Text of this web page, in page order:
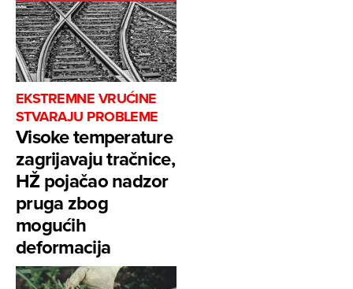
EKSTREMNE VRUĆINE
STVARAJU PROBLEME
Visoke temperature
zagrijavaju tračnice,
HŽ pojačao nadzor
pruga zbog
mogućih
deformacija